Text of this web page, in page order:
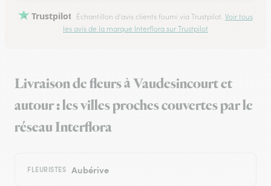
Trustpilot Échantillon d'avis clients fourni via Trustpilot. Voir tous
les avis de la marque Interflora sur Trustpilot
Livraison de fleurs à Vaudesincourt et
autour : les villes proches couvertes par le
réseau Interflora
FLEURISTES Aubérive